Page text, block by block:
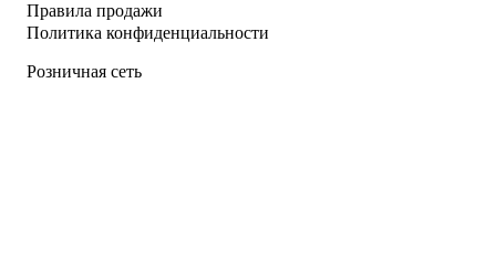
Правила продажи
Политика конфиденциальности
Розничная сеть